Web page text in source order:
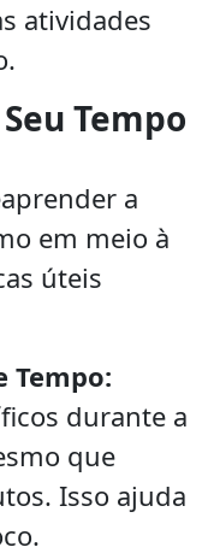
atividades
Tempo
a
em meio à
úteis
Tempo:
durante a
que
Isso ajuda